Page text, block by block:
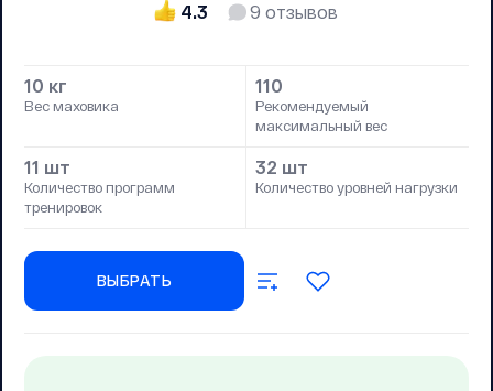
4.3 9 отзывов
10 кг
Вес маховика
110
Рекомендуемый
максимальный вес
11 шт
Количество программ
тренировок
32 шт
Количество уровней нагрузки
ВЫБРАТЬ